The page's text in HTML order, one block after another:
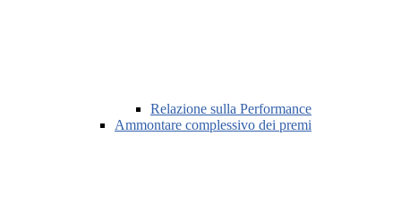
Relazione sulla Performance
Ammontare complessivo dei premi